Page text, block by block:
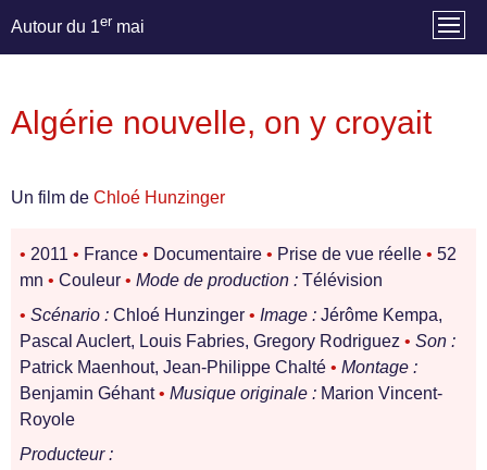
Autour du 1er mai
Algérie nouvelle, on y croyait
Un film de Chloé Hunzinger
• 2011 • France • Documentaire • Prise de vue réelle • 52
mn • Couleur • Mode de production : Télévision
• Scénario : Chloé Hunzinger • Image : Jérôme Kempa,
Pascal Auclert, Louis Fabries, Gregory Rodriguez • Son :
Patrick Maenhout, Jean-Philippe Chalté • Montage :
Benjamin Géhant• Musique originale : Marion Vincent-
Royole
Producteur :